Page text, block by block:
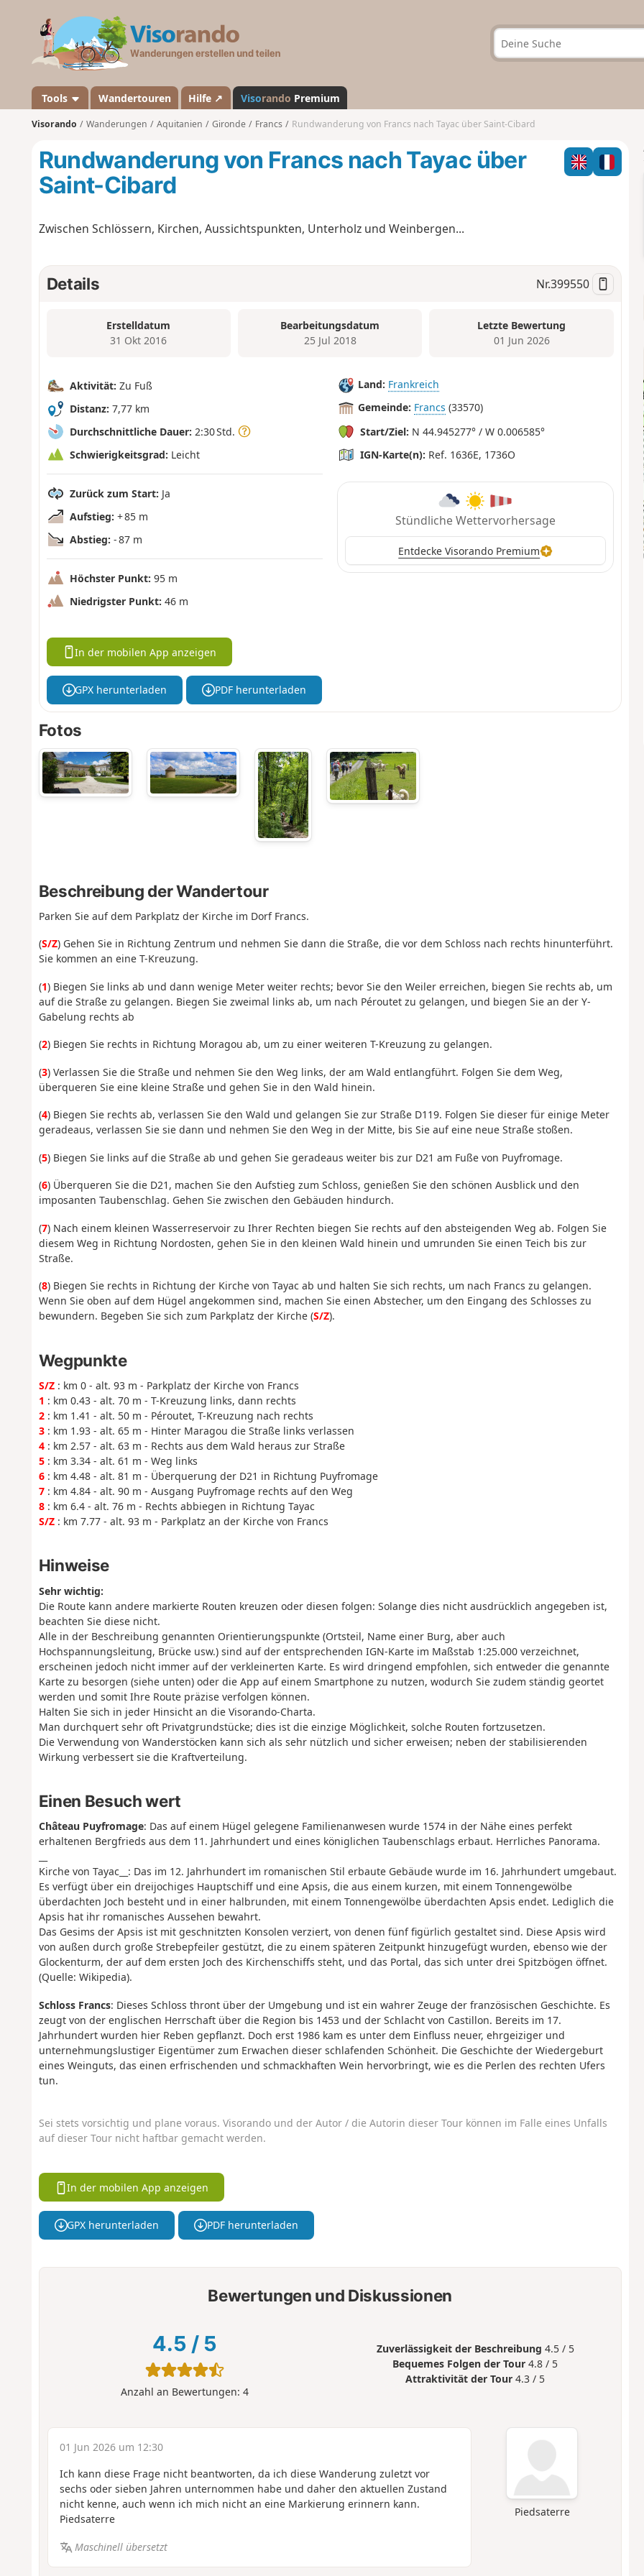
a
n
d
Tools Wandertouren Hilfe ↗ Visorando Premium
Visorando Wanderungen Aquitanien Gironde Francs Rundwanderung von Francs nach Tayac über Saint-Cibard
Rundwanderung von Francs nach Tayac über
Saint-Cibard
Zwischen Schlössern, Kirchen, Aussichtspunkten, Unterholz und Weinbergen...
Details Nr.399550
Erstelldatum
31 Okt 2016
Bearbeitungsdatum
25 Jul 2018
Letzte Bewertung
01 Jun 2026
Aktivität: Zu Fuß
Distanz: 7,77 km
Durchschnittliche Dauer: 2:30 Std.
Schwierigkeitsgrad: Leicht
Zurück zum Start: Ja
Aufstieg: + 85 m
Abstieg: - 87 m
Höchster Punkt: 95 m
Niedrigster Punkt: 46 m
Land: Frankreich
Gemeinde: Francs (33570)
Start/Ziel: N 44.945277° / W 0.006585°
IGN-Karte(n): Ref. 1636E, 1736O
Stündliche Wettervorhersage
Entdecke Visorando Premium
In der mobilen App anzeigen
GPX herunterladen PDF herunterladen
Fotos
Beschreibung der Wandertour
Parken Sie auf dem Parkplatz der Kirche im Dorf Francs.
(S/Z) Gehen Sie in Richtung Zentrum und nehmen Sie dann die Straße, die vor dem Schloss nach rechts hinunterführt.
Sie kommen an eine T-Kreuzung.
(1) Biegen Sie links ab und dann wenige Meter weiter rechts; bevor Sie den Weiler erreichen, biegen Sie rechts ab, um
auf die Straße zu gelangen. Biegen Sie zweimal links ab, um nach Péroutet zu gelangen, und biegen Sie an der Y-
Gabelung rechts ab
(2) Biegen Sie rechts in Richtung Moragou ab, um zu einer weiteren T-Kreuzung zu gelangen.
(3) Verlassen Sie die Straße und nehmen Sie den Weg links, der am Wald entlangführt. Folgen Sie dem Weg,
überqueren Sie eine kleine Straße und gehen Sie in den Wald hinein.
(4) Biegen Sie rechts ab, verlassen Sie den Wald und gelangen Sie zur Straße D119. Folgen Sie dieser für einige Meter
geradeaus, verlassen Sie sie dann und nehmen Sie den Weg in der Mitte, bis Sie auf eine neue Straße stoßen.
(5) Biegen Sie links auf die Straße ab und gehen Sie geradeaus weiter bis zur D21 am Fuße von Puyfromage.
(6) Überqueren Sie die D21, machen Sie den Aufstieg zum Schloss, genießen Sie den schönen Ausblick und den
imposanten Taubenschlag. Gehen Sie zwischen den Gebäuden hindurch.
(7) Nach einem kleinen Wasserreservoir zu Ihrer Rechten biegen Sie rechts auf den absteigenden Weg ab. Folgen Sie
diesem Weg in Richtung Nordosten, gehen Sie in den kleinen Wald hinein und umrunden Sie einen Teich bis zur
Straße.
(8) Biegen Sie rechts in Richtung der Kirche von Tayac ab und halten Sie sich rechts, um nach Francs zu gelangen.
Wenn Sie oben auf dem Hügel angekommen sind, machen Sie einen Abstecher, um den Eingang des Schlosses zu
bewundern. Begeben Sie sich zum Parkplatz der Kirche (S/Z).
Wegpunkte
S/Z: km 0 - alt. 93 m - Parkplatz der Kirche von Francs
1 : km 0.43 - alt. 70 m - T-Kreuzung links, dann rechts
2: km 1.41 - alt. 50 m - Péroutet, T-Kreuzung nach rechts
3: km 1.93 - alt. 65 m - Hinter Maragou die Straße links verlassen
4: km 2.57 - alt. 63 m - Rechts aus dem Wald heraus zur Straße
5: km 3.34 - alt. 61 m - Weg links
6: km 4.48 - alt. 81 m - Überquerung der D21 in Richtung Puyfromage
7: km 4.84 - alt. 90 m - Ausgang Puyfromage rechts auf den Weg
8: km 6.4 - alt. 76 m - Rechts abbiegen in Richtung Tayac
S/Z: km 7.77 - alt. 93 m - Parkplatz an der Kirche von Francs
Hinweise
Sehr wichtig:
Die Route kann andere markierte Routen kreuzen oder diesen folgen: Solange dies nicht ausdrücklich angegeben ist,
beachten Sie diese nicht.
Alle in der Beschreibung genannten Orientierungspunkte (Ortsteil, Name einer Burg, aber auch
Hochspannungsleitung, Brücke usw.) sind auf der entsprechenden IGN-Karte im Maßstab 1:25.000 verzeichnet,
erscheinen jedoch nicht immer auf der verkleinerten Karte. Es wird dringend empfohlen, sich entweder die genannte
Karte zu besorgen (siehe unten) oder die App auf einem Smartphone zu nutzen, wodurch Sie zudem ständig geortet
werden und somit Ihre Route präzise verfolgen können.
Halten Sie sich in jeder Hinsicht an die Visorando-Charta.
Man durchquert sehr oft Privatgrundstücke; dies ist die einzige Möglichkeit, solche Routen fortzusetzen.
Die Verwendung von Wanderstöcken kann sich als sehr nützlich und sicher erweisen; neben der stabilisierenden
Wirkung verbessert sie die Kraftverteilung.
Einen Besuch wert
Château Puyfromage: Das auf einem Hügel gelegene Familienanwesen wurde 1574 in der Nähe eines perfekt
erhaltenen Bergfrieds aus dem 11. Jahrhundert und eines königlichen Taubenschlags erbaut. Herrliches Panorama.
Kirche von Tayac__: Das im 12. Jahrhundert im romanischen Stil erbaute Gebäude wurde im 16. Jahrhundert umgebaut.
Es verfügt über ein dreijochiges Hauptschiff und eine Apsis, die aus einem kurzen, mit einem Tonnengewölbe
überdachten Joch besteht und in einer halbrunden, mit einem Tonnengewölbe überdachten Apsis endet. Lediglich die
Apsis hat ihr romanisches Aussehen bewahrt.
Das Gesims der Apsis ist mit geschnitzten Konsolen verziert, von denen fünf figürlich gestaltet sind. Diese Apsis wird
von außen durch große Strebepfeiler gestützt, die zu einem späteren Zeitpunkt hinzugefügt wurden, ebenso wie der
Glockenturm, der auf dem ersten Joch des Kirchenschiffs steht, und das Portal, das sich unter drei Spitzbögen öffnet.
(Quelle: Wikipedia).
Schloss Francs: Dieses Schloss thront über der Umgebung und ist ein wahrer Zeuge der französischen Geschichte. Es
zeugt von der englischen Herrschaft über die Region bis 1453 und der Schlacht von Castillon. Bereits im 17.
Jahrhundert wurden hier Reben gepflanzt. Doch erst 1986 kam es unter dem Einfluss neuer, ehrgeiziger und
unternehmungslustiger Eigentümer zum Erwachen dieser schlafenden Schönheit. Die Geschichte der Wiedergeburt
eines Weinguts, das einen erfrischenden und schmackhaften Wein hervorbringt, wie es die Perlen des rechten Ufers
tun.
Sei stets vorsichtig und plane voraus. Visorando und der Autor / die Autorin dieser Tour können im Falle eines Unfalls
auf dieser Tour nicht haftbar gemacht werden.
In der mobilen App anzeigen
GPX herunterladen PDF herunterladen
Bewertungen und Diskussionen
4.5 / 5
Anzahl an Bewertungen: 4
Zuverlässigkeit der Beschreibung 4.5 / 5
Bequemes Folgen der Tour 4.8 / 5
Attraktivität der Tour 4.3 / 5
Piedsaterre
01 Jun 2026 um 12:30
Ich kann diese Frage nicht beantworten, da ich diese Wanderung zuletzt vor
sechs oder sieben Jahren unternommen habe und daher den aktuellen Zustand
nicht kenne, auch wenn ich mich nicht an eine Markierung erinnern kann.
Piedsaterre
Maschinell übersetzt